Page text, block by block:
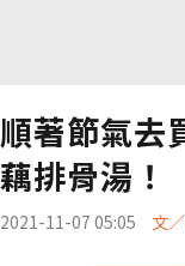
順著節氣去
藕排骨湯！
2021-11-07 05:05 文